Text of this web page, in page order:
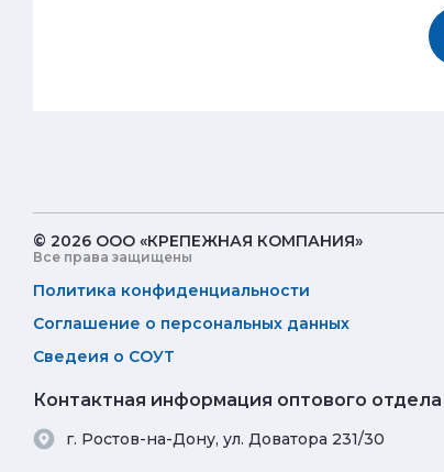
© 2026 ООО «КРЕПЕЖНАЯ КОМПАНИЯ»
Все права защищены
Политика конфиденциальности
Соглашение о персональных данных
Сведеия о СОУТ
Контактная информация оптового отдела
г. Ростов-на-Дону, ул. Доватора 231/30